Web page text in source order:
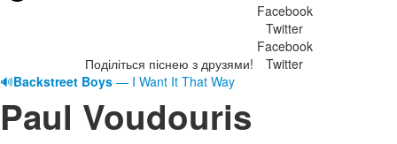
Поділіться піснею з друзями!
Facebook
Twitter
Facebook
Twitter
🔊Backstreet Boys — I Want It That Way
Paul Voudouris